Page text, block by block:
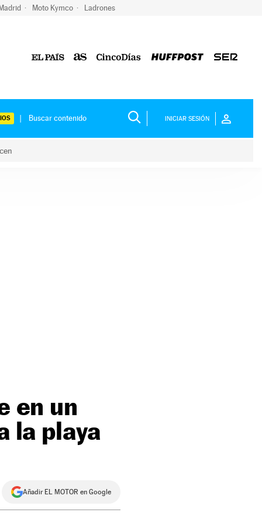
Moto Kymco Ladrones
INICIAR SESIÓN
en un
la playa
Añadir EL MOTOR en Google